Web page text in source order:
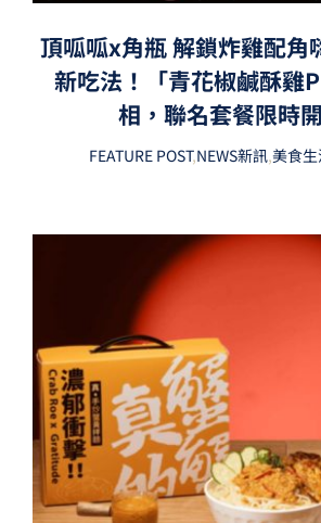
頂呱呱x角瓶 解鎖炸雞配角
新吃法！「青花椒鹹酥雞
相，聯名套餐限時
FEATURE POST,NEWS新訊,美食生